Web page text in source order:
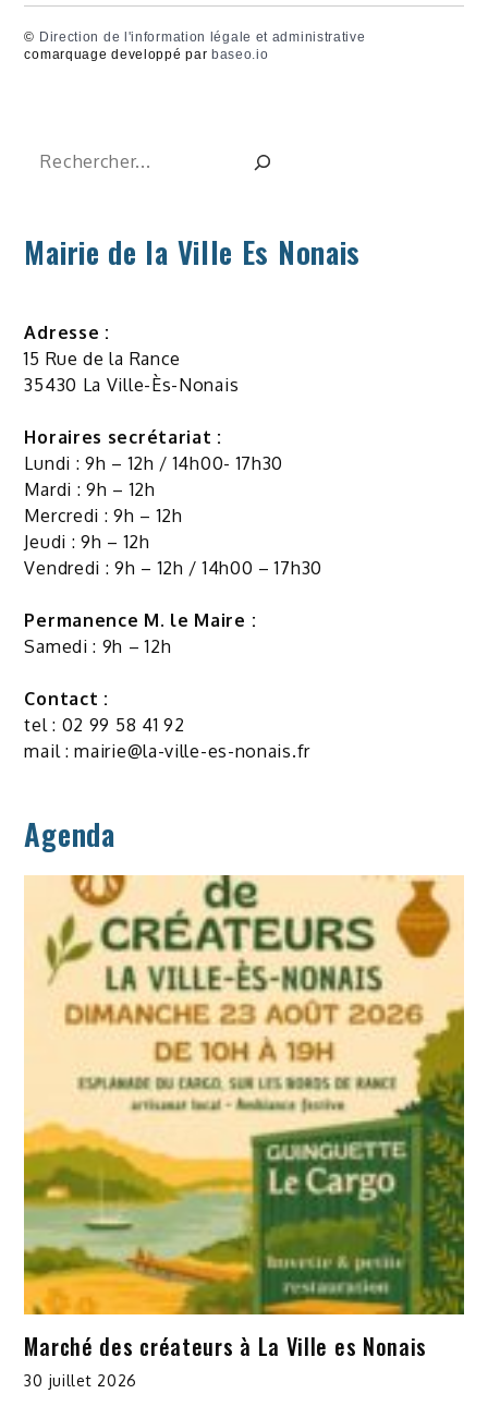
© Direction de l'information légale et administrative
comarquage developpé par baseo.io
Rechercher
Mairie de la Ville Es Nonais
Adresse :
15 Rue de la Rance
35430 La Ville-Ès-Nonais
Horaires secrétariat :
Lundi : 9h – 12h / 14h00- 17h30
Mardi : 9h – 12h
Mercredi : 9h – 12h
Jeudi : 9h – 12h
Vendredi : 9h – 12h / 14h00 – 17h30
Permanence M. le Maire :
Samedi : 9h – 12h
Contact :
tel : 02 99 58 41 92
mail :mairie@la-ville-es-nonais.fr
Agenda
Marché des créateurs à La Ville es Nonais
30 juillet 2026